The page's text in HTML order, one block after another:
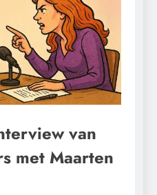
van
met Maarten